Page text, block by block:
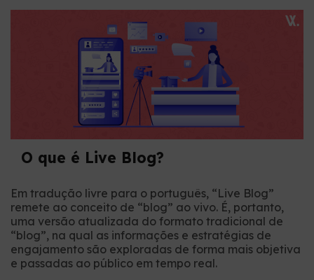
O que é Live Blog?
Em tradução livre para o português, “Live Blog”
remete ao conceito de “blog” ao vivo. É, portanto,
uma versão atualizada do formato tradicional de
“blog”, na qual as informações e estratégias de
engajamento são exploradas de forma mais objetiva
e passadas ao público em tempo real.